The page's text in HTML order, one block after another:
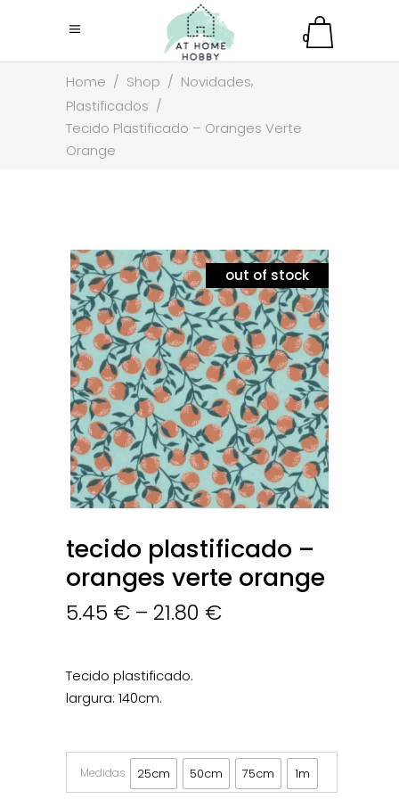
0
Home / Shop / Novidades,
Plastificados /
Tecido Plastificado – Oranges Verte
Orange
out of stock
tecido plastificado –
oranges verte orange
5.45 € – 21.80 €
Tecido plastificado.
largura: 140cm.
Medidas 25cm 50cm 75cm 1m